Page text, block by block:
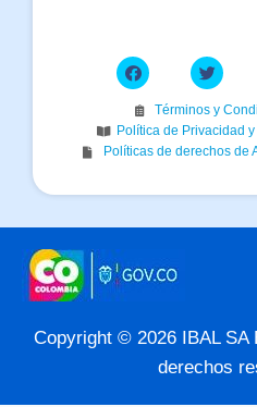
Términos y
Política de Privacidad
Políticas de derechos de
Copyright © 2026 IBAL SA
derechos